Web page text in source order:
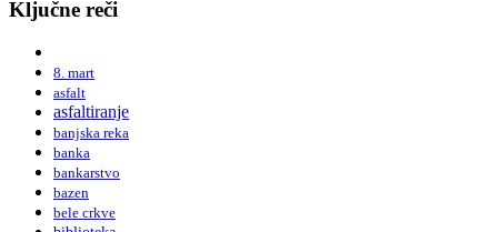
Ključne reči
8. mart
asfalt
asfaltiranje
banjska reka
banka
bankarstvo
bazen
bele crkve